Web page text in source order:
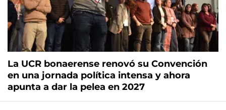
La UCR bonaerense renovó su Convención
en una jornada política intensa y ahora
apunta a dar la pelea en 2027